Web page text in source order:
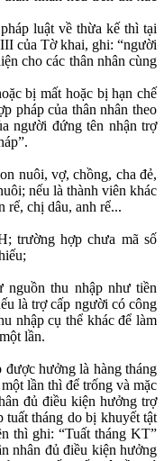
luật về thừa kế thì tại
của Tờ khai, ghi: “người
cho các thân nhân cùng
bị mất hoặc bị hạn chế
pháp của thân nhân theo
người đứng tên nhận trợ
nuôi, vợ, chồng, cha đẻ,
nếu là thành viên khác
rể, chị dâu, anh rể...
trường hợp chưa mã số
thu nhập như tiền
là trợ cấp người có công
nhập cụ thể khác để làm
lần.
hưởng là hàng tháng
lần thì để trống và mặc
đủ điều kiện hưởng trợ
tuất tháng do bị khuyết tật
thì ghi: “Tuất tháng KT”
nhân đủ điều kiện hưởng